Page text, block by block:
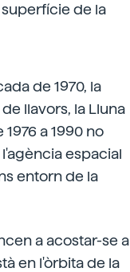
de la
de 1970, la
llavors, la Lluna
a 1990 no
l'agència espacial
entorn de la
a acostar-se a
en l'òrbita de la